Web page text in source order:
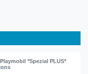
*Spezial PLUS*